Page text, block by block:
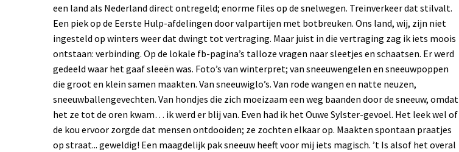
een land als Nederland direct ontregeld; enorme files op de snelwegen. Treinverkeer dat stilvalt.
Een piek op de Eerste Hulp-afdelingen door valpartijen met botbreuken. Ons land, wij, zijn niet
ingesteld op winters weer dat dwingt tot vertraging. Maar juist in die vertraging zag ik iets moois
ontstaan: verbinding. Op de lokale fb-pagina’s talloze vragen naar sleetjes en schaatsen. Er werd
gedeeld waar het gaaf sleeën was. Foto’s van winterpret; van sneeuwengelen en sneeuwpoppen
die groot en klein samen maakten. Van sneeuwiglo’s. Van rode wangen en natte neuzen,
sneeuwballengevechten. Van hondjes die zich moeizaam een weg baanden door de sneeuw, omdat
het ze tot de oren kwam… ik werd er blij van. Even had ik het Ouwe Sylster-gevoel. Het leek wel of
de kou ervoor zorgde dat mensen ontdooiden; ze zochten elkaar op. Maakten spontaan praatjes
op straat... geweldig! Een maagdelijk pak sneeuw heeft voor mij iets magisch. ’t Is alsof het overal